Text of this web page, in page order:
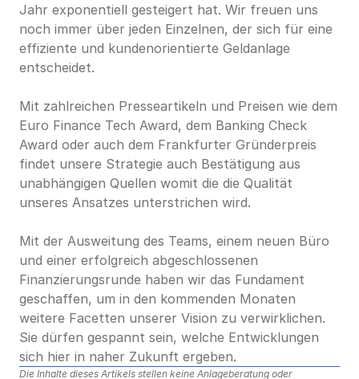
Jahr exponentiell gesteigert hat. Wir freuen uns
noch immer über jeden Einzelnen, der sich für eine
effiziente und kundenorientierte Geldanlage
entscheidet.
Mit zahlreichen Presseartikeln und Preisen wie dem
Euro Finance Tech Award, dem Banking Check
Award oder auch dem Frankfurter Gründerpreis
findet unsere Strategie auch Bestätigung aus
unabhängigen Quellen womit die die Qualität
unseres Ansatzes unterstrichen wird.
Mit der Ausweitung des Teams, einem neuen Büro
und einer erfolgreich abgeschlossenen
Finanzierungsrunde haben wir das Fundament
geschaffen, um in den kommenden Monaten
weitere Facetten unserer Vision zu verwirklichen.
Sie dürfen gespannt sein, welche Entwicklungen
sich hier in naher Zukunft ergeben.
Die Inhalte dieses Artikels stellen keine Anlageberatung oder